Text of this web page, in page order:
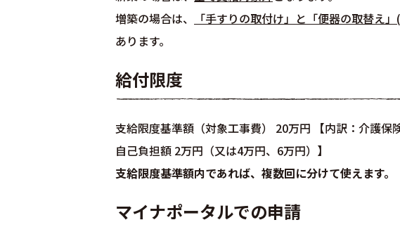
増築の場合は、
「手すりの取付け」と「便器の取替え
あります。
給付限度
支給限度基準額（対象工事費） 20万円 【内訳：介護
自己負担額 2万円（又は4万円、6万円）】
支給限度基準額内であれば、複数回に分けて使えます。
マイナポータルでの申請